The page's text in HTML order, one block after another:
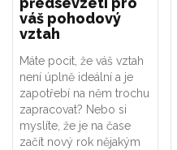
váš pohodový
vztah
Máte pocit, že váš vztah
není úplně ideální a je
zapotřebí na něm trochu
zapracovat? Nebo si
myslíte, že je na čase
začít nový rok nějakým